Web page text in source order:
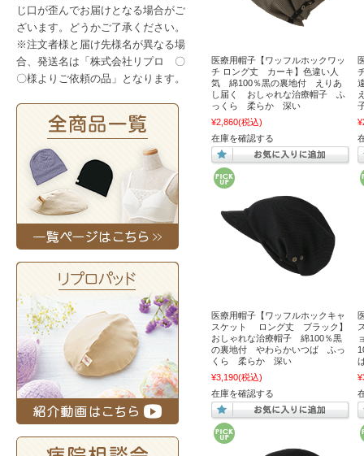
医療用帽子【ワッフルホックワッ
チ ロング丈 カーキ】色違い人
気 綿100％黒の裏地付 えりあ
し届く おしゃれな治療帽子 ふ
っくら 柔らか 深い
¥2,860(税込)
在庫を確認する
医療用帽子【ワッフルホックキャ
スケット ロング丈 ブラック】
おしゃれな治療帽子 綿100％黒
の裏地付 やわらかいつば ふっ
くら 柔らか 深い
¥3,190(税込)
在庫を確認する
じ口が歪んでお届けとなる場合がご
ざいます。どうかご了承ください。
※注文者様と届け先様名が異なる場
合、発送名は「株式会社リプロ 〇
〇様よりご依頼の品」となります。